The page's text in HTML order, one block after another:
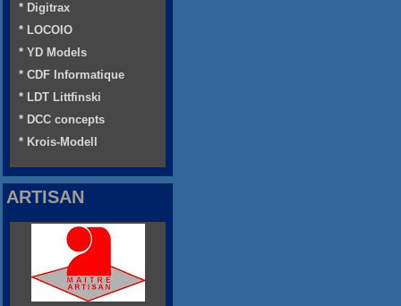
* Digitrax
* LOCOIO
* YD Models
* CDF Informatique
* LDT Littfinski
* DCC concepts
* Krois-Modell
ARTISAN